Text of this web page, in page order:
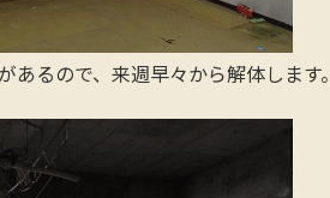
あるので、来週早々から解体します。